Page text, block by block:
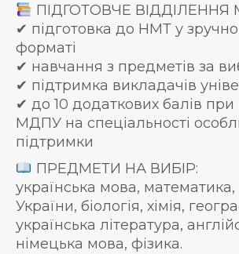
ПІДГОТОВЧЕ
✔ підготовка до НМТ у
форматі
✔ навчання з предметів за
✔ підтримка викладачів
✔ до 10 додаткових балів при
МДПУ на спеціальності
підтримки
ПРЕДМЕТИ НА ВИБІР:
українська мова, математика,
України, біологія, хімія,
українська література,
німецька мова, фізика.